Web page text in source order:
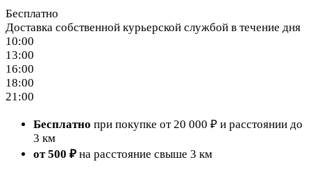
Бесплатно
Доставка собственной курьерской службой в течение дня
10:00
13:00
16:00
18:00
21:00
Бесплатно при покупке от 20 000 ₽ и расстоянии до
3 км
от 500 ₽ на расстояние свыше 3 км